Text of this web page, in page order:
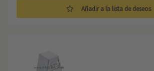
Añadir a la lista de deseos